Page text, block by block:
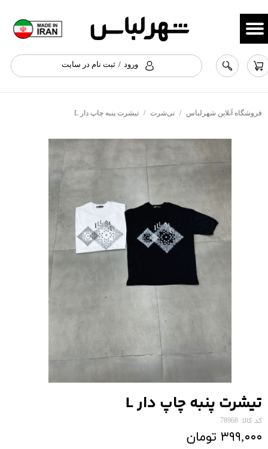
ورود / ثبت نام در سایت
حساب کاربری من
تغییر گذر واژه
سفارشات
خروج از حساب کاربری
فروشگاه آنلاین شهرلباس تی‌شرت تیشرت پنبه چاپ دار L
تیشرت پنبه چاپ دار L
کد کالا: 78968
۳۹۹,۰۰۰ تومان